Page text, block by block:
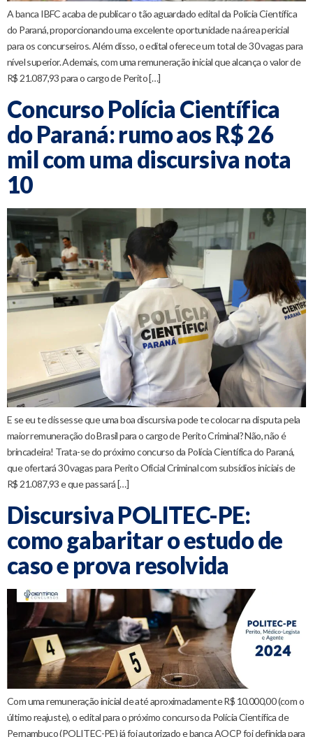
A banca IBFC acaba de publicar o tão aguardado edital da Polícia Científica
do Paraná, proporcionando uma excelente oportunidade na área pericial
para os concurseiros. Além disso, o edital oferece um total de 30 vagas para
nível superior. Ademais, com uma remuneração inicial que alcança o valor de
R$ 21.087,93 para o cargo de Perito […]
Concurso Polícia Científica
do Paraná: rumo aos R$ 26
mil com uma discursiva nota
10
E se eu te dissesse que uma boa discursiva pode te colocar na disputa pela
maior remuneração do Brasil para o cargo de Perito Criminal? Não, não é
brincadeira! Trata-se do próximo concurso da Polícia Científica do Paraná,
que ofertará 30 vagas para Perito Oficial Criminal com subsídios iniciais de
R$ 21.087,93 e que passará […]
Discursiva POLITEC-PE:
como gabaritar o estudo de
caso e prova resolvida
Com uma remuneração inicial de até aproximadamente R$ 10.000,00 (com o
último reajuste), o edital para o próximo concurso da Polícia Científica de
Pernambuco (POLITEC-PE) já foi autorizado e banca AOCP foi definida para